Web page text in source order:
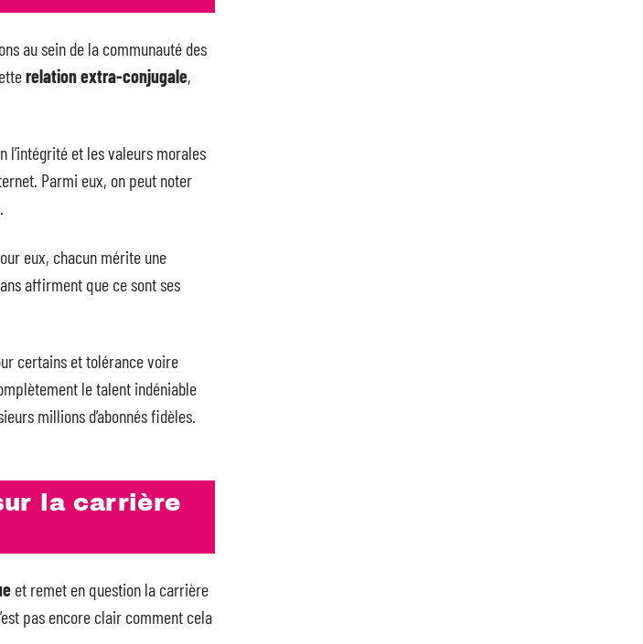
au sein de la communauté des
relation extra-conjugale,
l’intégrité et les valeurs morales
Parmi eux, on peut noter
eux, chacun mérite une
affirment que ce sont ses
certains et tolérance voire
le talent indéniable
millions d’abonnés fidèles.
la carrière
et remet en question la carrière
pas encore clair comment cela